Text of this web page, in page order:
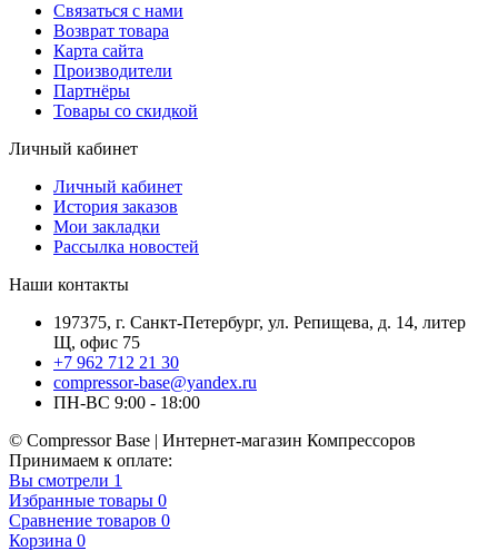
Связаться с нами
Возврат товара
Карта сайта
Производители
Партнёры
Товары со скидкой
Личный кабинет
Личный кабинет
История заказов
Мои закладки
Рассылка новостей
Наши контакты
197375, г. Санкт-Петербург, ул. Репищева, д. 14, литер
Щ, офис 75
+7 962 712 21 30
compressor-base@yandex.ru
ПН-ВС 9:00 - 18:00
© Compressor Base | Интернет-магазин Компрессоров
Принимаем к оплате:
Вы смотрели 1
Избранные товары 0
Сравнение товаров 0
Корзина 0